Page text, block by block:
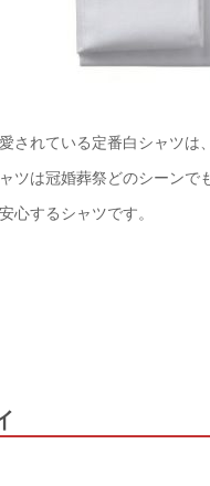
されている定番白シャツは
ツは冠婚葬祭どのシーンで
心するシャツです。